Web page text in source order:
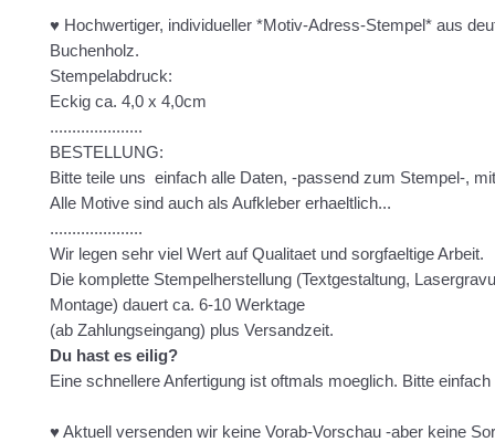
♥ Hochwertiger, individueller *Motiv-Adress-Stempel* aus
Buchenholz.
Stempelabdruck:
Eckig ca. 4,0 x 4,0cm
.....................
BESTELLUNG:
Bitte teile uns einfach alle Daten, -passend zum Stempel-,
Alle Motive sind auch als Aufkleber erhaeltlich...
.....................
Wir legen sehr viel Wert auf Qualitaet und sorgfaeltige Arbeit.
Die komplette Stempelherstellung (Textgestaltung,
Montage) dauert ca. 6-10 Werktage
(ab Zahlungseingang) plus Versandzeit.
Du hast es eilig?
Eine schnellere Anfertigung ist oftmals moeglich. Bitte
♥ Aktuell versenden wir keine Vorab-Vorschau -aber keine